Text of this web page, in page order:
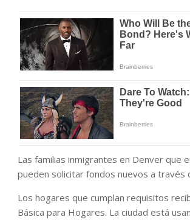
Las familias inmigrantes en Denver que
pueden solicitar fondos nuevos a través
Los hogares que cumplan requisitos
Básica para Hogares. La ciudad está